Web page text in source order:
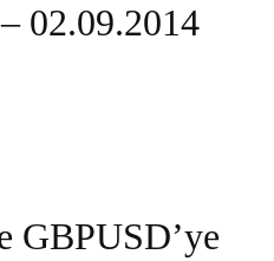
02.09.2014
GBPUSD’ye